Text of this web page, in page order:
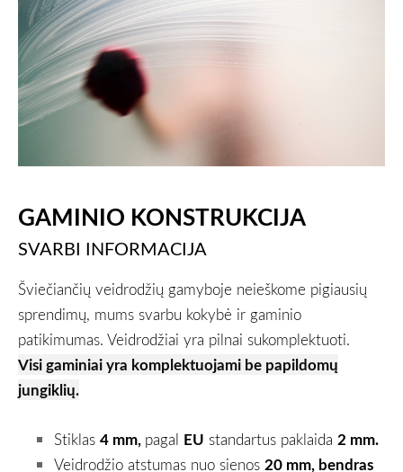
GAMINIO KONSTRUKCIJA
SVARBI INFORMACIJA
Šviečiančių veidrodžių gamyboje neieškome pigiausių
sprendimų, mums svarbu kokybė ir gaminio
patikimumas. Veidrodžiai yra pilnai sukomplektuoti.
Visi gaminiai yra komplektuojami be papildomų
jungiklių.
Stiklas 4 mm, pagal EU standartus paklaida 2 mm.
Veidrodžio atstumas nuo sienos 20 mm, bendras